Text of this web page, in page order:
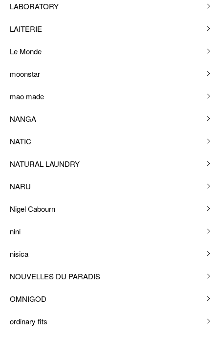
LABORATORY
LAITERIE
Le Monde
moonstar
mao made
NANGA
NATIC
NATURAL LAUNDRY
NARU
Nigel Cabourn
nini
nisica
NOUVELLES DU PARADIS
OMNIGOD
ordinary fits